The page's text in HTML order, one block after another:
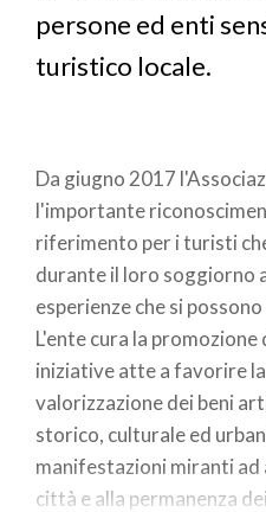
persone ed enti
turistico locale.
Da giugno 2017
l'importante
riferimento per i turisti
durante il loro soggiorno
esperienze che si
L'ente cura la
iniziative atte a favorire la
valorizzazione dei beni
storico, culturale ed
manifestazioni miranti ad
città e alla permanenza